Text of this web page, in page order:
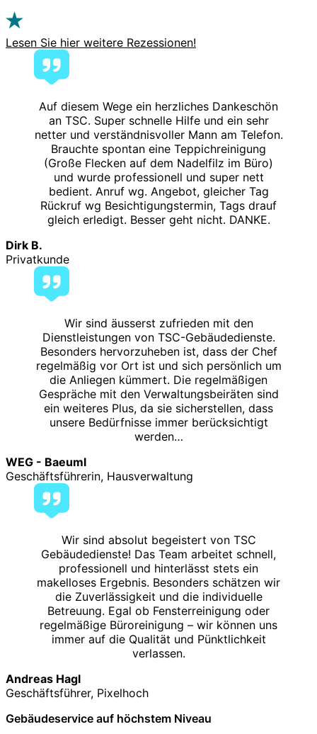
Lesen Sie hier weitere Rezessionen!
Auf diesem Wege ein herzliches Dankeschön
an TSC. Super schnelle Hilfe und ein sehr
netter und verständnisvoller Mann am Telefon.
Brauchte spontan eine Teppichreinigung
(Große Flecken auf dem Nadelfilz im Büro)
und wurde professionell und super nett
bedient. Anruf wg. Angebot, gleicher Tag
Rückruf wg Besichtigungstermin, Tags drauf
gleich erledigt. Besser geht nicht. DANKE.
Dirk B.
Privatkunde
Wir sind äusserst zufrieden mit den
Dienstleistungen von TSC-Gebäudedienste.
Besonders hervorzuheben ist, dass der Chef
regelmäßig vor Ort ist und sich persönlich um
die Anliegen kümmert. Die regelmäßigen
Gespräche mit den Verwaltungsbeiräten sind
ein weiteres Plus, da sie sicherstellen, dass
unsere Bedürfnisse immer berücksichtigt
werden…
WEG - Baeuml
Geschäftsführerin, Hausverwaltung
Wir sind absolut begeistert von TSC
Gebäudedienste! Das Team arbeitet schnell,
professionell und hinterlässt stets ein
makelloses Ergebnis. Besonders schätzen wir
die Zuverlässigkeit und die individuelle
Betreuung. Egal ob Fensterreinigung oder
regelmäßige Büroreinigung – wir können uns
immer auf die Qualität und Pünktlichkeit
verlassen.
Andreas Hagl
Geschäftsführer, Pixelhoch
Gebäudeservice auf höchstem Niveau